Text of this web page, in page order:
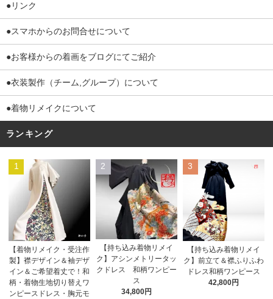
●リンク
●スマホからのお問合せについて
●お客様からの着画をブログにてご紹介
●衣装製作（チーム,グループ）について
●着物リメイクについて
ランキング
1
【着物リメイク・受注作
製】襟デザイン＆袖デザ
イン＆ご希望着丈で！和
柄・着物生地切り替えワ
ンピースドレス・胸元モ
2
【持ち込み着物リメイ
ク】アシンメトリータッ
クドレス 和柄ワンピー
ス
34,800円
3
【持ち込み着物リメイ
ク】前立て＆襟ふりふわ
ドレス和柄ワンピース
42,800円